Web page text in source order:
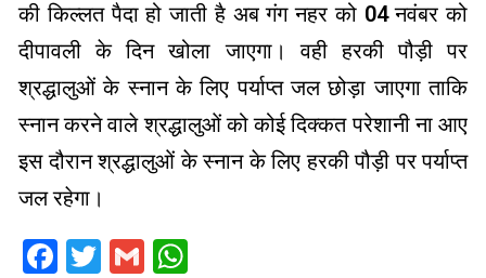
की किल्लत पैदा हो जाती है अब गंग नहर को 04 नवंबर को
दीपावली के दिन खोला जाएगा। वही हरकी पौड़ी पर
श्रद्धालुओं के स्नान के लिए पर्याप्त जल छोड़ा जाएगा ताकि
स्नान करने वाले श्रद्धालुओं को कोई दिक्कत परेशानी ना आए
इस दौरान श्रद्धालुओं के स्नान के लिए हरकी पौड़ी पर पर्याप्त
जल रहेगा।
Facebook
Twitter
Gmail